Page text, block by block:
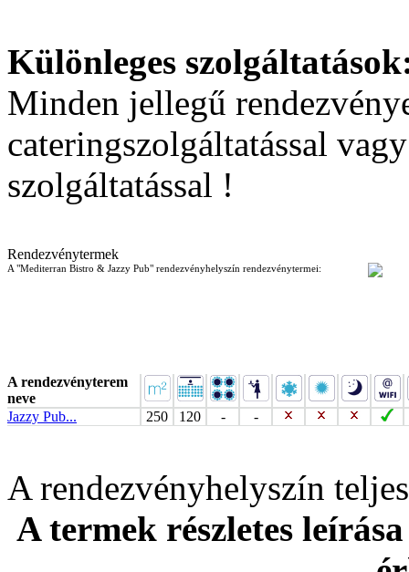
Különleges
Minden jellegű
cateringszolgáltatással
szolgáltatással !
Rendezvénytermek
A "Mediterran Bistro & Jazzy Pub" rendezvényhelyszín rendezvénytermei:
A rendezvényterem
neve
Jazzy Pub...
250 120 - -
A rendezvényhelyszín
A termek részletes